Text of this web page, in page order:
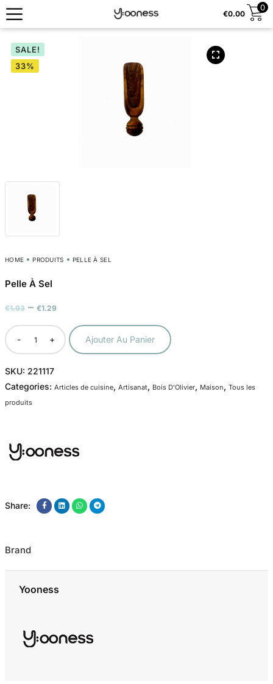
€0.00
0
SALE!
33%
HOME PRODUITS PELLE À SEL
Pelle À Sel
€1.93 – €1.29
- + Ajouter Au Panier
SKU: 221117
Categories: Articles de cuisine, Artisanat, Bois D'Olivier, Maison, Tous les
produits
Share:
Brand
Yooness